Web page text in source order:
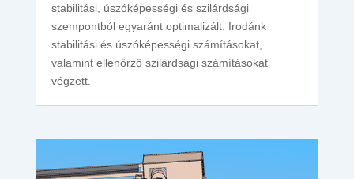
stabilitási, úszóképességi és szilárdsági
szempontból egyaránt optimalizált. Irodánk
stabilitási és úszóképességi számításokat,
valamint ellenőrző szilárdsági számításokat
végzett.